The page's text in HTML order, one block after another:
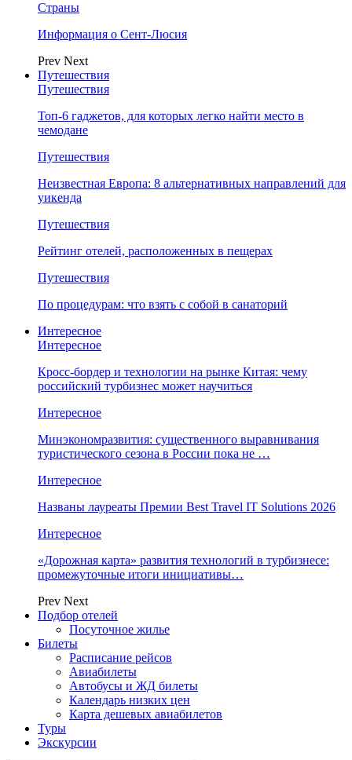
Страны
Информация о Сент-Люсия
Prev Next
Путешествия
Путешествия
Топ-6 гаджетов, для которых легко найти место в
чемодане
Путешествия
Неизвестная Европа: 8 альтернативных направлений для
уикенда
Путешествия
Рейтинг отелей, расположенных в пещерах
Путешествия
По процедурам: что взять с собой в санаторий
Интересное
Интересное
Кросс-бордер и технологии на рынке Китая: чему
российский турбизнес может научиться
Интересное
Минэкономразвития: существенного выравнивания
туристического сезона в России пока не …
Интересное
Названы лауреаты Премии Best Travel IT Solutions 2026
Интересное
«Дорожная карта» развития технологий в турбизнесе:
промежуточные итоги инициативы…
Prev Next
Подбор отелей
Посуточное жилье
Билеты
Расписание рейсов
Авиабилеты
Автобусы и ЖД билеты
Календарь низких цен
Карта дешевых авиабилетов
Туры
Экскурсии